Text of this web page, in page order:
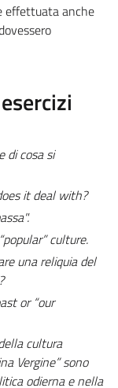
effettuata anche
di cosa si
it deal with?
culture.
una reliquia del
or “our
cultura
Vergine” sono
odierna e nella